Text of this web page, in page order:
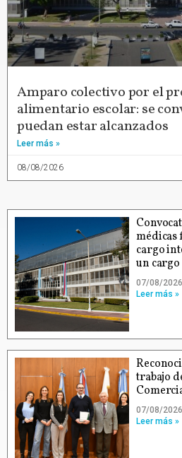
Amparo colectivo por el
alimentario escolar: se
puedan estar alcanzados
Leer más »
08/08/2026
médicas
cargo
un
07/08/2026
Leer más »
trabajo
07/08/2026
Leer más »